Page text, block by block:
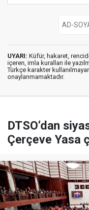
UYARI: Küfür, hakaret,
içeren, imla kuralları ile
Türkçe karakter
onaylanmamaktadır.
DTSO’dan
Çerçeve Yasa